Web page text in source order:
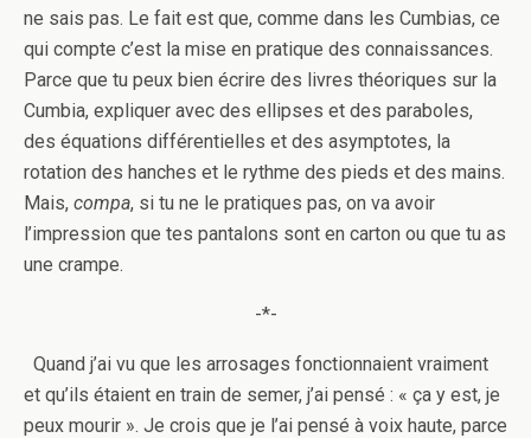
ne sais pas. Le fait est que, comme dans les Cumbias, ce
qui compte c’est la mise en pratique des connaissances.
Parce que tu peux bien écrire des livres théoriques sur la
Cumbia, expliquer avec des ellipses et des paraboles,
des équations différentielles et des asymptotes, la
rotation des hanches et le rythme des pieds et des mains.
Mais, compa, si tu ne le pratiques pas, on va avoir
l’impression que tes pantalons sont en carton ou que tu as
une crampe.
-*-
Quand j’ai vu que les arrosages fonctionnaient vraiment
et qu’ils étaient en train de semer, j’ai pensé : « ça y est, je
peux mourir ». Je crois que je l’ai pensé à voix haute, parce